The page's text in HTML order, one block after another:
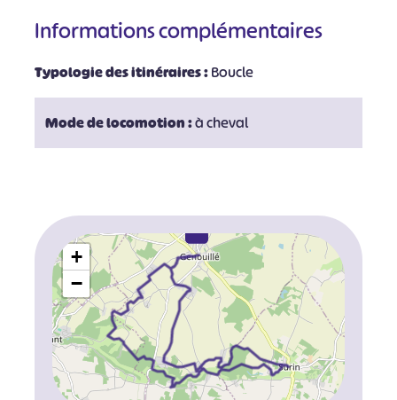
Informations complémentaires
Typologie des itinéraires :Boucle
Mode de locomotion :à cheval
+
−